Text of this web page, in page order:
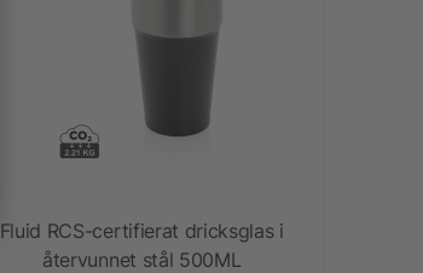
Fluid RCS-certifierat dricksglas i
återvunnet stål 500ML